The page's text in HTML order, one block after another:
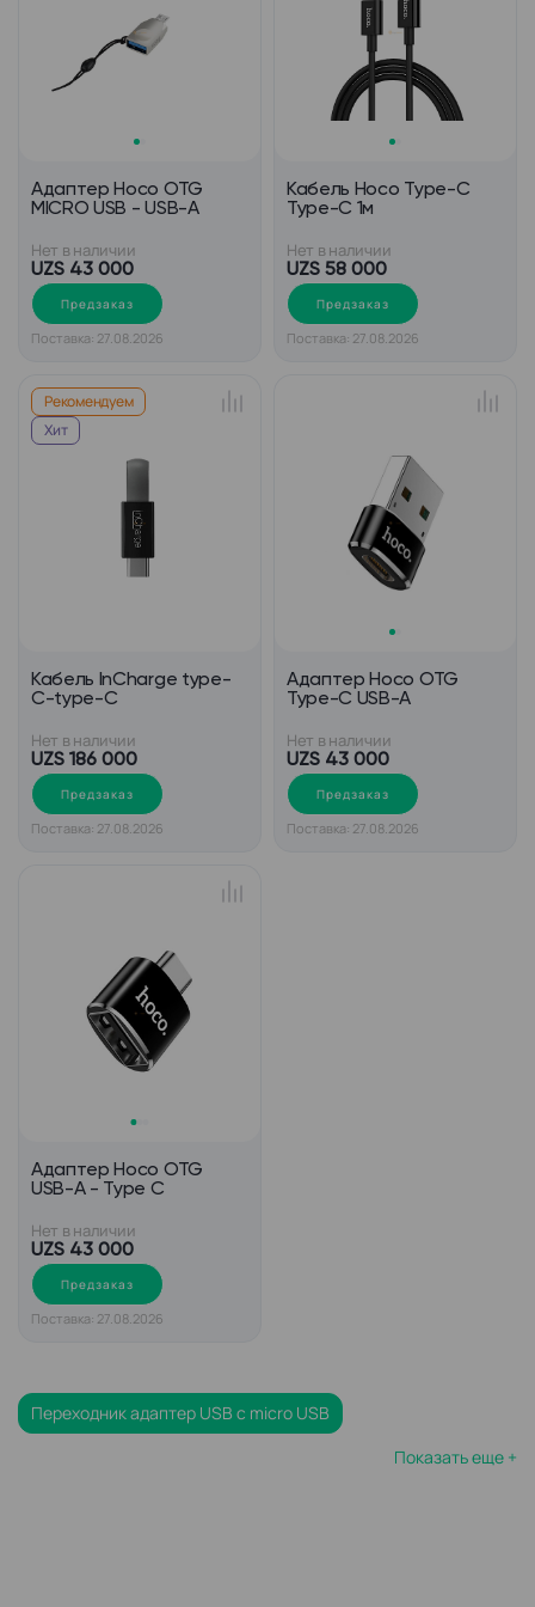
Адаптер Hoco OTG
MICRO USB - USB-A
Нет в наличии
UZS 43 000
Предзаказ
Поставка: 27.08.2026
Кабель Hoco Type-C
Type-C 1м
Нет в наличии
UZS 58 000
Предзаказ
Поставка: 27.08.2026
Рекомендуем
Хит
Кабель InCharge type-
C-type-C
Нет в наличии
UZS 186 000
Предзаказ
Поставка: 27.08.2026
Адаптер Hoco OTG
Type-C USB-A
Нет в наличии
UZS 43 000
Предзаказ
Поставка: 27.08.2026
Адаптер Hoco OTG
USB-A - Type C
Нет в наличии
UZS 43 000
Предзаказ
Поставка: 27.08.2026
Переходник адаптер USB c micro USB
Кабель micro USB черный
Показать еще +